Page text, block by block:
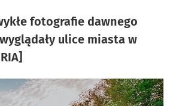
fotografie dawnego
ulice miasta w